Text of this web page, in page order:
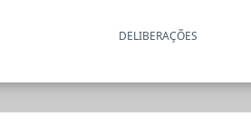
DELIBERAÇÕES